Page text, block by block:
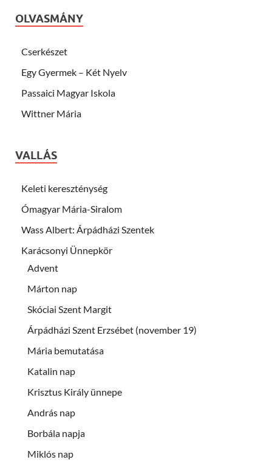
OLVASMÁNY
Cserkészet
Egy Gyermek – Két Nyelv
Passaici Magyar Iskola
Wittner Mária
VALLÁS
Keleti kereszténység
Ómagyar Mária-Siralom
Wass Albert: Árpádházi Szentek
Karácsonyi Ünnepkör
Advent
Márton nap
Skóciai Szent Margit
Árpádházi Szent Erzsébet (november 19)
Mária bemutatása
Katalin nap
Krisztus Király ünnepe
András nap
Borbála napja
Miklós nap